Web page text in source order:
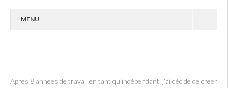
MENU
Après 8 années de travail en tant qu’indépendant, j’ai décidé de créer